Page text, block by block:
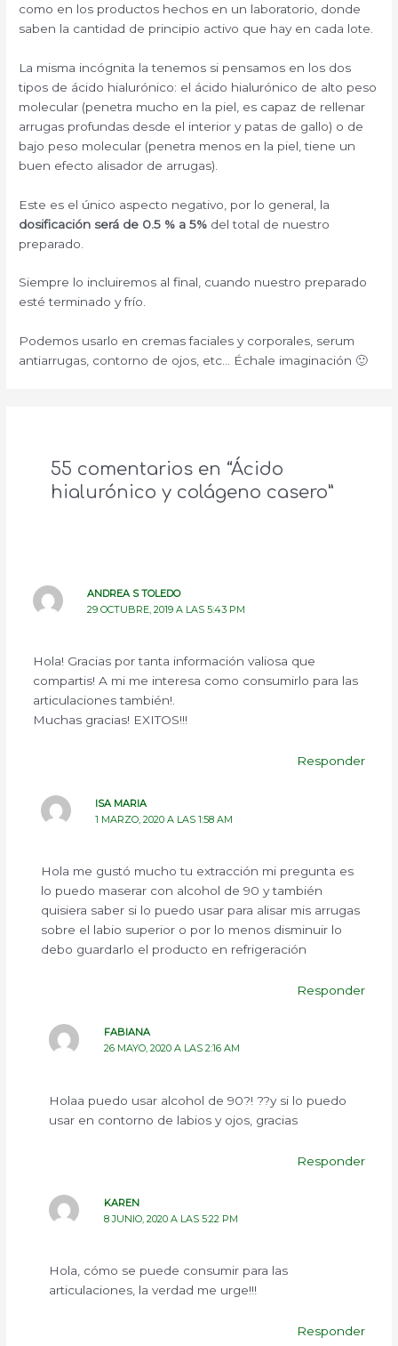
como en los productos hechos en un laboratorio, donde
saben la cantidad de principio activo que hay en cada lote.
La misma incógnita la tenemos si pensamos en los dos
tipos de ácido hialurónico: el ácido hialurónico de alto peso
molecular (penetra mucho en la piel, es capaz de rellenar
arrugas profundas desde el interior y patas de gallo) o de
bajo peso molecular (penetra menos en la piel, tiene un
buen efecto alisador de arrugas).
Este es el único aspecto negativo, por lo general, la
dosificación será de 0.5 % a 5% del total de nuestro
preparado.
Siempre lo incluiremos al final, cuando nuestro preparado
esté terminado y frío.
Podemos usarlo en cremas faciales y corporales, serum
antiarrugas, contorno de ojos, etc… Échale imaginación 🙂
55 comentarios en “Ácido
hialurónico y colágeno casero”
ANDREA S TOLEDO
29 OCTUBRE, 2019 A LAS 5:43 PM
Hola! Gracias por tanta información valiosa que
compartis! A mi me interesa como consumirlo para las
articulaciones también!.
Muchas gracias! EXITOS!!!
Responder
ISA MARIA
1 MARZO, 2020 A LAS 1:58 AM
Hola me gustó mucho tu extracción mi pregunta es
lo puedo maserar con alcohol de 90 y también
quisiera saber si lo puedo usar para alisar mis arrugas
sobre el labio superior o por lo menos disminuir lo
debo guardarlo el producto en refrigeración
Responder
FABIANA
26 MAYO, 2020 A LAS 2:16 AM
Holaa puedo usar alcohol de 90?! ??y si lo puedo
usar en contorno de labios y ojos, gracias
Responder
KAREN
8 JUNIO, 2020 A LAS 5:22 PM
Hola, cómo se puede consumir para las
articulaciones, la verdad me urge!!!
Responder